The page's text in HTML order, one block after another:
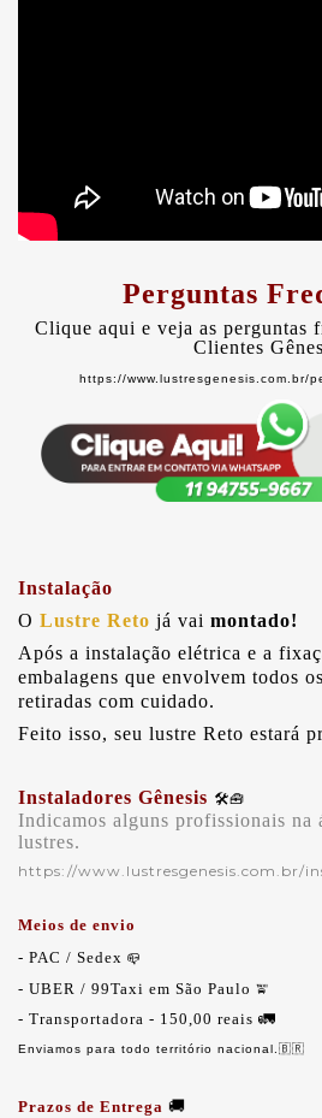
Perguntas
Clique aqui e veja as perguntas
Clientes
https://www.lustresgenesis.com.br/
Instalação
O Lustre Reto já vai montado!
Após a instalação elétrica e a
embalagens que envolvem todos
retiradas com cuidado.
Feito isso, seu lustre Reto estará
Instaladores Gênesis 🛠️🧰
Indicamos alguns profissionais na
lustres.
https://www.lustresgenesis.com.br/
Meios de envio
- PAC / Sedex 📪
- UBER / 99Taxi em São Paulo 🚖
- Transportadora - 150,00 reais 🚛
Enviamos para todo território nacional. 🇧🇷
Prazos de Entrega 🚚